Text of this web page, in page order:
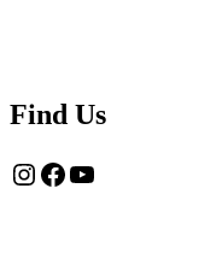
Find Us
Instagram
Facebook
YouTube